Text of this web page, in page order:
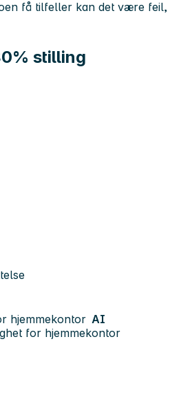
stilling
hjemmekontor AI
for hjemmekontor
få tilfeller kan det være feil,